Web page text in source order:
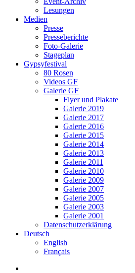
Lesungen
Medien
Presse
Presseberichte
Foto-Galerie
Stageplan
Gypsyfestival
80 Rosen
Videos GF
Galerie GF
Flyer und Plakate
Galerie 2019
Galerie 2017
Galerie 2016
Galerie 2015
Galerie 2014
Galerie 2013
Galerie 2011
Galerie 2010
Galerie 2009
Galerie 2007
Galerie 2005
Galerie 2003
Galerie 2001
Datenschutzerklärung
Deutsch
English
Français